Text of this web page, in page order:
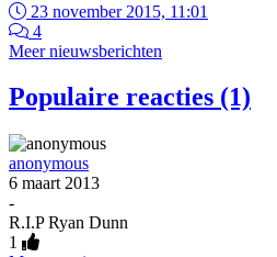
23 november 2015, 11:01
4
Meer nieuwsberichten
Populaire reacties (1)
anonymous
6 maart 2013
-
R.I.P Ryan Dunn
1